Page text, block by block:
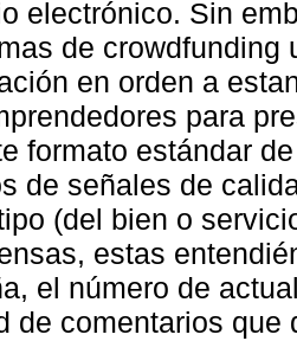
electrónico. Sin
de crowdfunding
en orden a
para
formato estándar
de señales de
(del bien o
estas
el número de
de comentarios